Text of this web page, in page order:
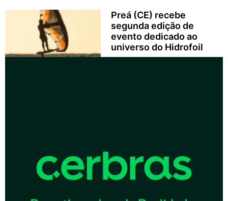
Preá (CE) recebe
segunda edição de
evento dedicado ao
universo do Hidrofoil